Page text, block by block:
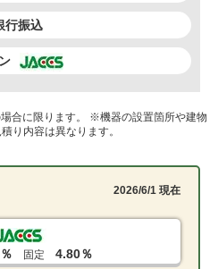
行振込
合に限ります。 ※機器の設置箇所や建物
り内容は異なります。
2026/6/1 現在
固定 4.80％